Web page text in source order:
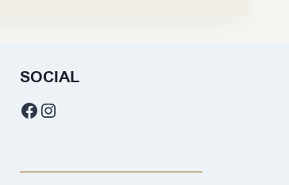
SOCIAL
Facebook
Instagram